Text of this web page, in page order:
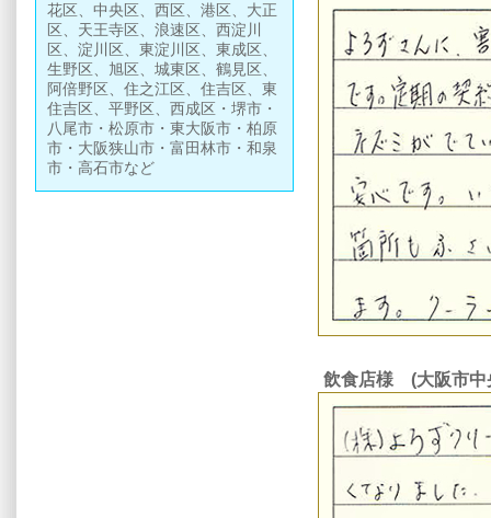
花区、中央区、西区、港区、大正
区、天王寺区、浪速区、西淀川
区、淀川区、東淀川区、東成区、
生野区、旭区、城東区、鶴見区、
阿倍野区、住之江区、住吉区、東
住吉区、平野区、西成区・堺市・
八尾市・松原市・東大阪市・柏原
市・大阪狭山市・富田林市・和泉
市・高石市など
飲食店様 (大阪市中